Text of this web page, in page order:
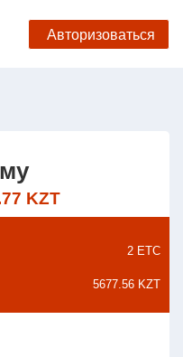
Авторизоваться
KZT
2 ETC
5677.56 KZT